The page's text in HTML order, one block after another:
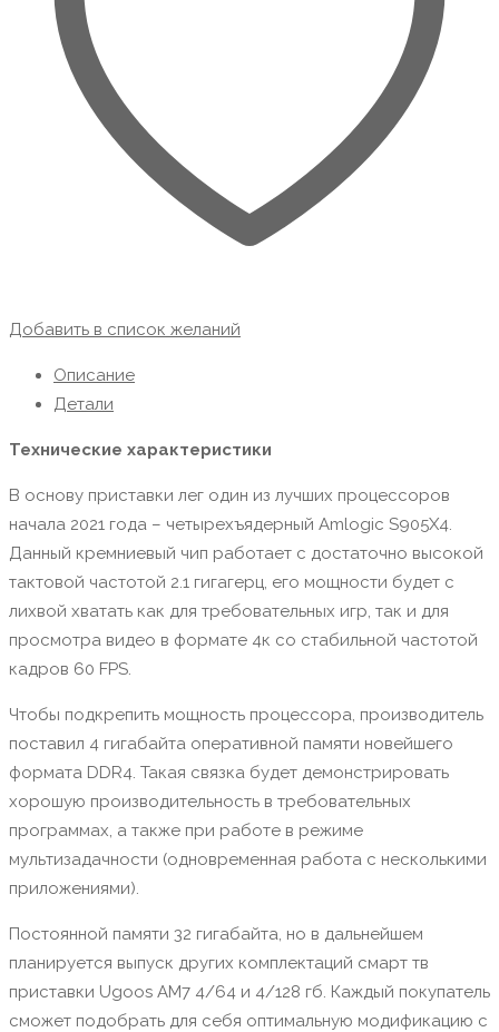
Добавить в список желаний
Описание
Детали
Технические характеристики
В основу приставки лег один из лучших процессоров
начала 2021 года – четырехъядерный Amlogic S905X4.
Данный кремниевый чип работает с достаточно высокой
тактовой частотой 2.1 гигагерц, его мощности будет с
лихвой хватать как для требовательных игр, так и для
просмотра видео в формате 4к со стабильной частотой
кадров 60 FPS.
Чтобы подкрепить мощность процессора, производитель
поставил 4 гигабайта оперативной памяти новейшего
формата DDR4. Такая связка будет демонстрировать
хорошую производительность в требовательных
программах, а также при работе в режиме
мультизадачности (одновременная работа с несколькими
приложениями).
Постоянной памяти 32 гигабайта, но в дальнейшем
планируется выпуск других комплектаций смарт тв
приставки Ugoos AM7 4/64 и 4/128 гб. Каждый покупатель
сможет подобрать для себя оптимальную модификацию с